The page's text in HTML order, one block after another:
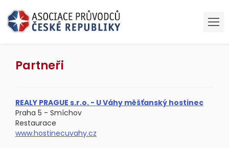
Partneři
REALY PRAGUE s.r.o. - U Váhy měšťanský hostinec
Praha 5 - Smíchov
Restaurace
www.hostinecuvahy.cz